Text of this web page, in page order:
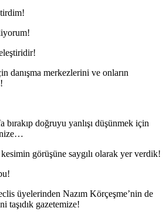
danışma merkezlerini ve onların
bırakıp doğruyu yanlışı düşünmek için
görüşüne saygılı olarak yer verdik!
üyelerinden Nazım Körçeşme’nin de
taşıdık gazetemize!